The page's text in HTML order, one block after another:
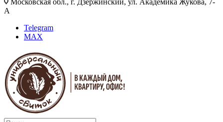
Московская обл., г. Дзержинский, ул. Академика Жукова, 7-
А
Telegram
MAX